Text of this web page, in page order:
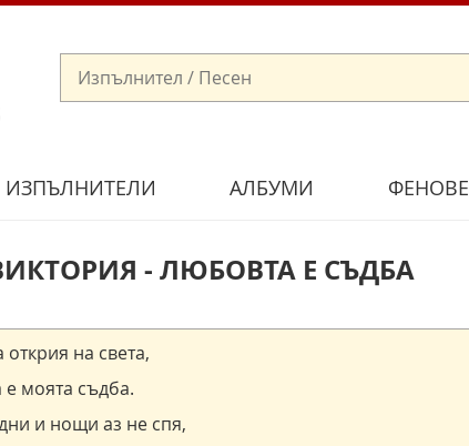
ИЗПЪЛНИТЕЛИ АЛБУМИ ФЕНОВЕ
- ЛЮБОВТА Е СЪДБА